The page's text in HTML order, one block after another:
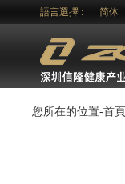
語言選擇 : 简体
您所在的位置-首頁